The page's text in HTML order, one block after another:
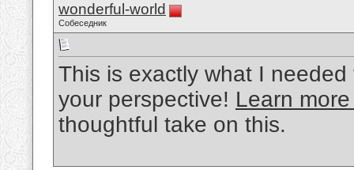
wonderful-world
Собеседник
This is exactly what I
your perspective! Learn
thoughtful take on this.